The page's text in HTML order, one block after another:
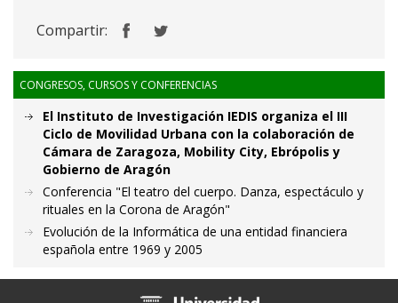
Compartir:
CONGRESOS, CURSOS Y CONFERENCIAS
El Instituto de Investigación IEDIS organiza el III
Ciclo de Movilidad Urbana con la colaboración de
Cámara de Zaragoza, Mobility City, Ebrópolis y
Gobierno de Aragón
Conferencia "El teatro del cuerpo. Danza, espectáculo y
rituales en la Corona de Aragón"
Evolución de la Informática de una entidad financiera
española entre 1969 y 2005